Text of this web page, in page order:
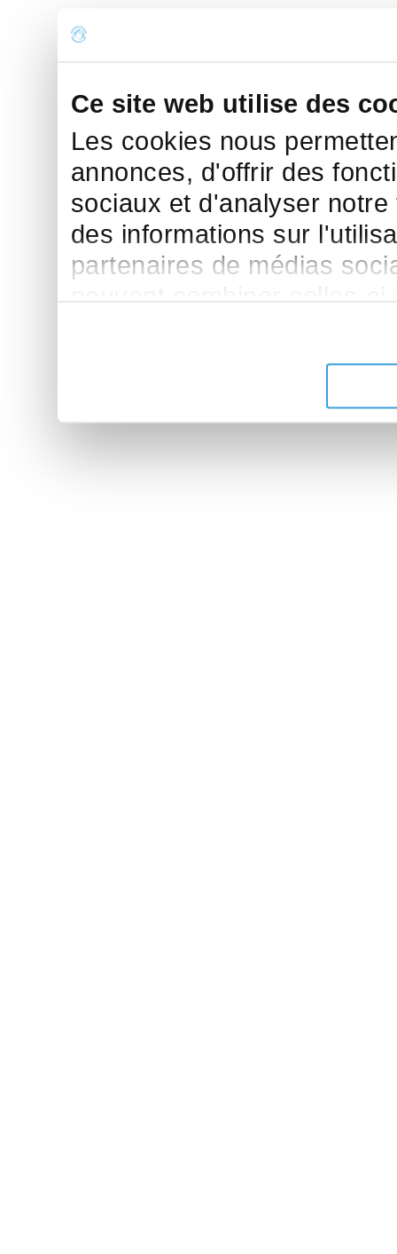
Ce site web utilise des
Les cookies nous
annonces, d'offrir des
sociaux et d'analyser
des informations sur
partenaires de médias